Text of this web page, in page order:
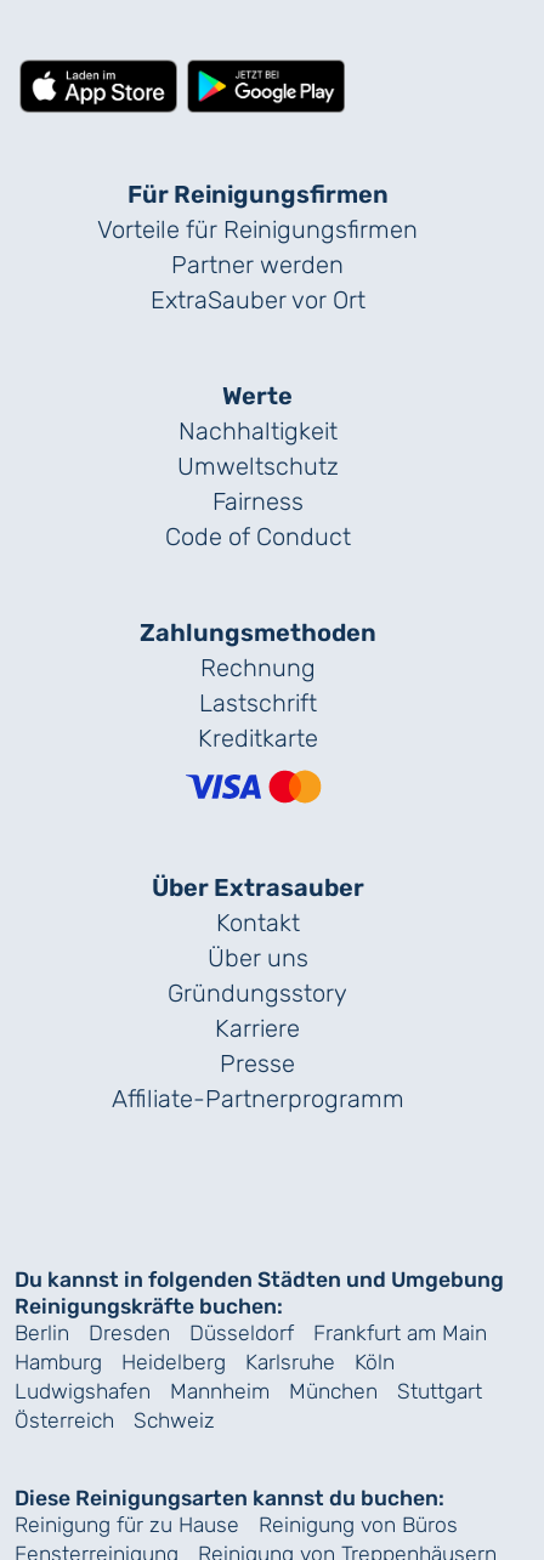
Für Reinigungs­firmen
Vorteile für Reinigungs­firmen
Partner werden
ExtraSauber vor Ort
Werte
Nachhaltigkeit
Umweltschutz
Fairness
Code of Conduct
Zahlungs­methoden
Rechnung
Lastschrift
Kreditkarte
Über Extrasauber
Kontakt
Über uns
Gründungs­story
Karriere
Presse
Affiliate-Partnerprogramm
Du kannst in folgenden Städten und Umgebung
Reinigungskräfte buchen:
Berlin
Dresden Düsseldorf
Frankfurt am Main
Hamburg
Heidelberg Karlsruhe
Köln
Ludwigshafen
Mannheim München
Stuttgart
Österreich
Schweiz
Diese Reinigungsarten kannst du buchen:
Reinigung für zu Hause
Reinigung von Büros
Fensterreinigung
Reinigung von Treppenhäusern